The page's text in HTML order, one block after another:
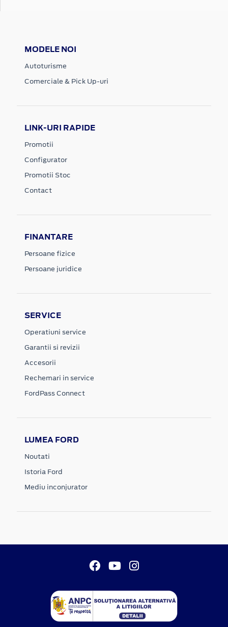
MODELE NOI
Autoturisme
Comerciale & Pick Up-uri
LINK-URI RAPIDE
Promotii
Configurator
Promotii Stoc
Contact
FINANTARE
Persoane fizice
Persoane juridice
SERVICE
Operatiuni service
Garantii si revizii
Accesorii
Rechemari in service
FordPass Connect
LUMEA FORD
Noutati
Istoria Ford
Mediu inconjurator